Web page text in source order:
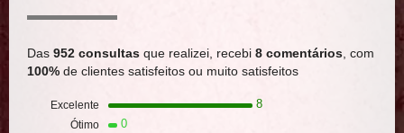
Das 952 consultas que realizei, recebi 8 comentários, com
100% de clientes satisfeitos ou muito satisfeitos
Excelente 8
Ótimo 0